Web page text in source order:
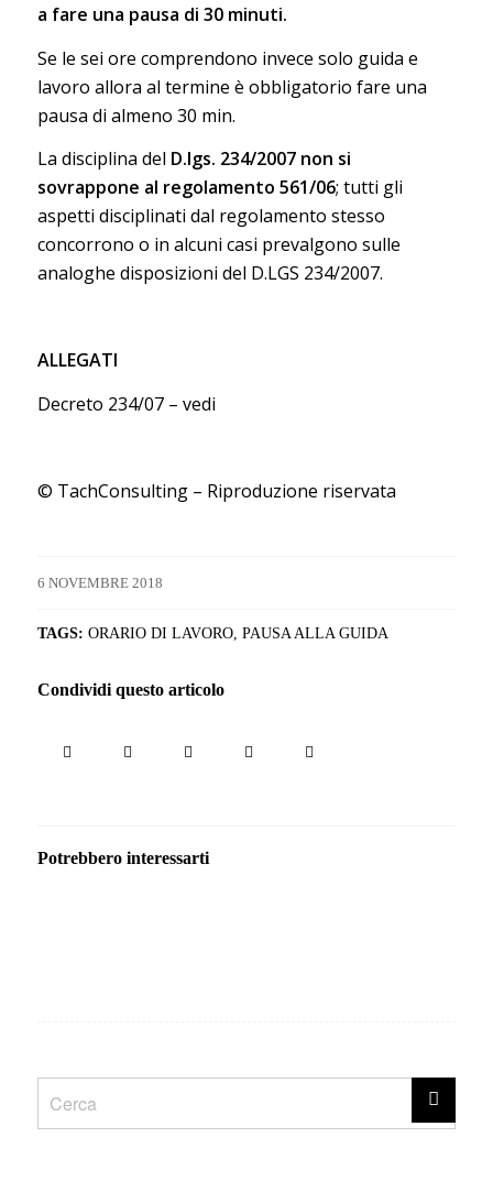
a fare una pausa di 30 minuti.
Se le sei ore comprendono invece solo guida e
lavoro allora al termine è obbligatorio fare una
pausa di almeno 30 min.
La disciplina del D.lgs. 234/2007 non si
sovrappone al regolamento 561/06; tutti gli
aspetti disciplinati dal regolamento stesso
concorrono o in alcuni casi prevalgono sulle
analoghe disposizioni del D.LGS 234/2007.
ALLEGATI
Decreto 234/07 – vedi
© TachConsulting – Riproduzione riservata
6 NOVEMBRE 2018
TAGS: ORARIO DI LAVORO, PAUSA ALLA GUIDA
Condividi questo articolo
Potrebbero interessarti